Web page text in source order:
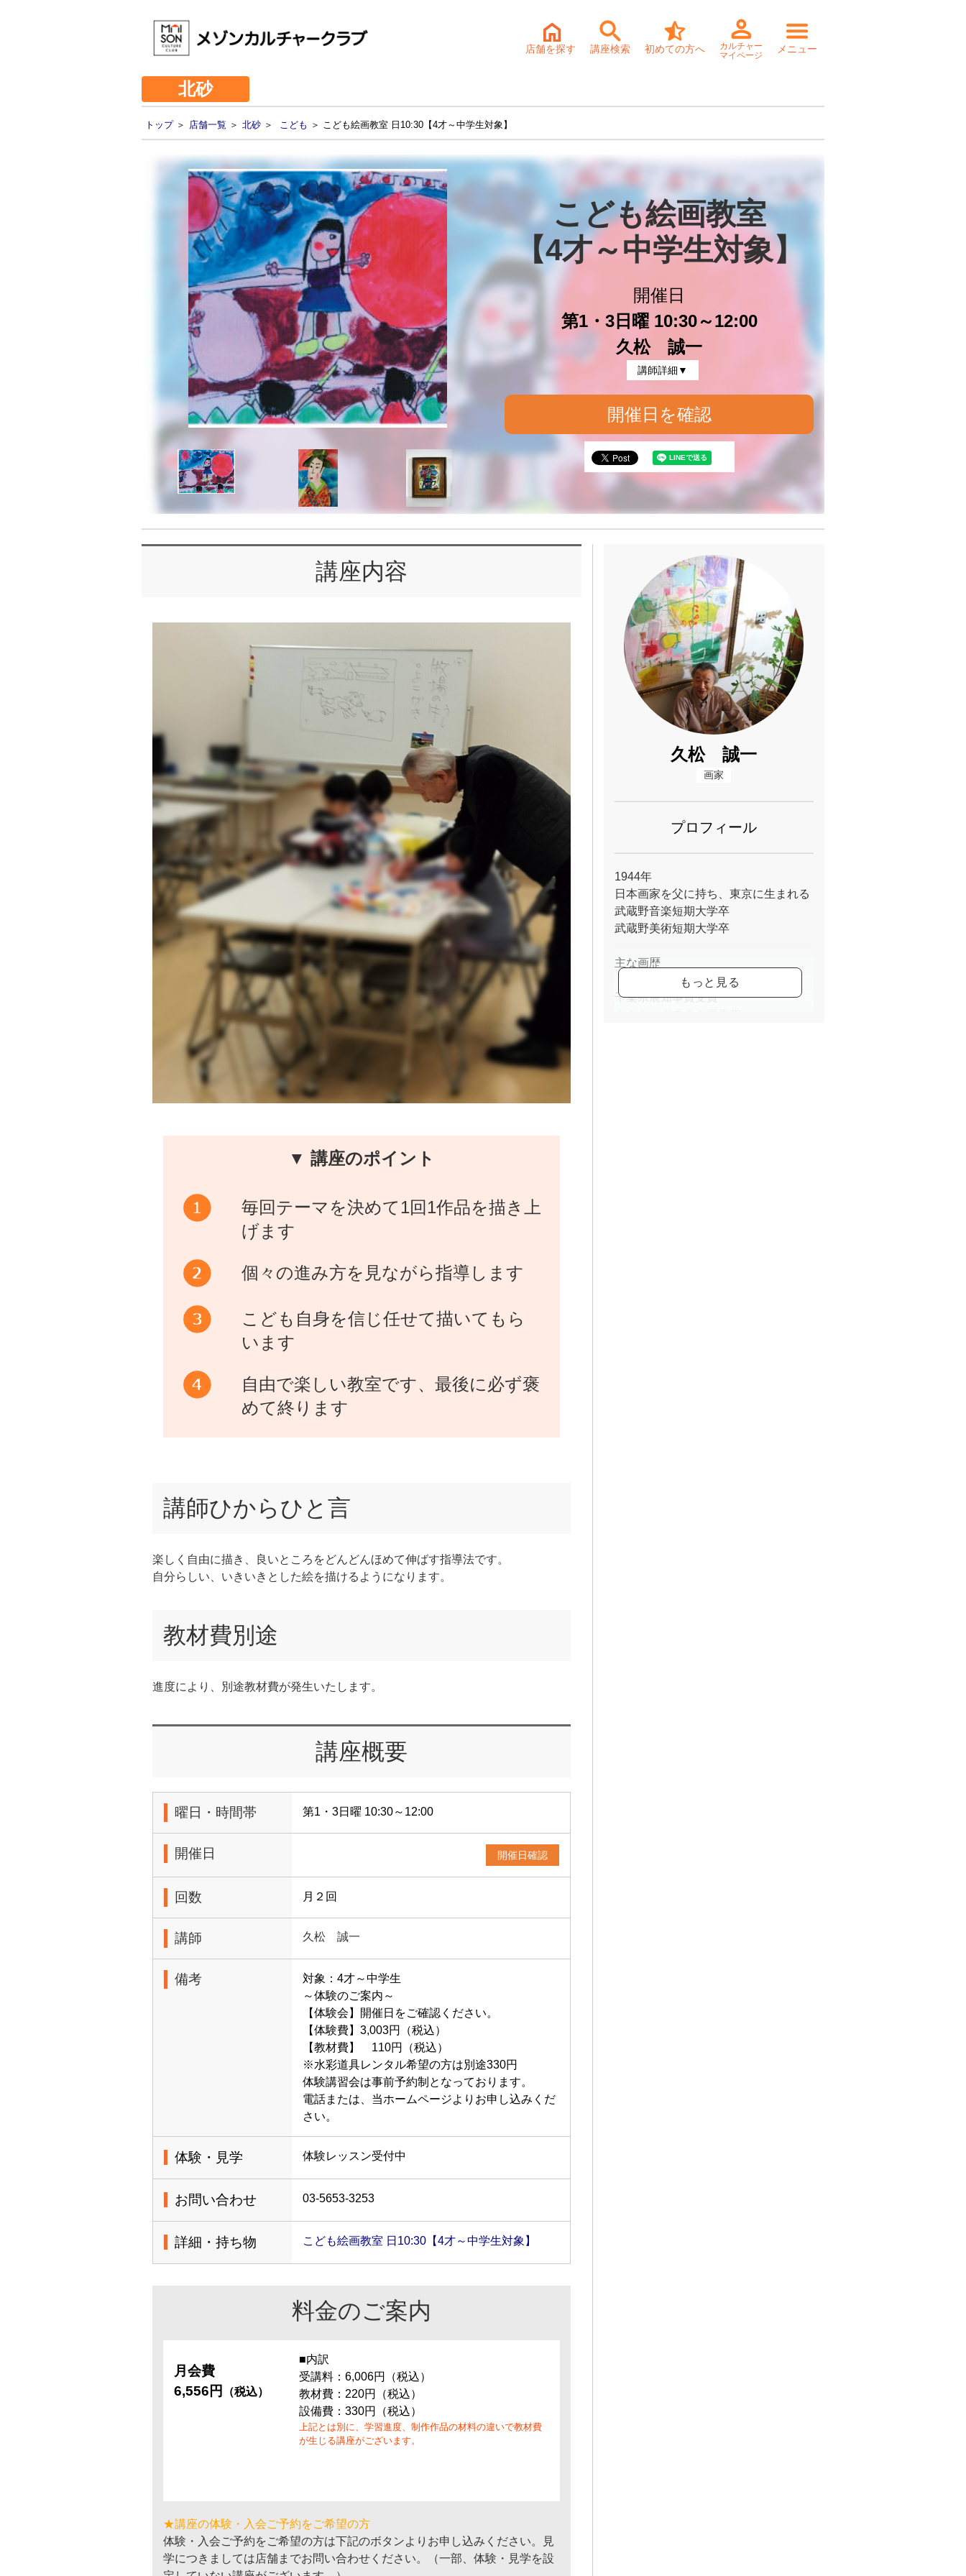
店舗を探す 講座検索 初めての方へ
カルチャー
マイページ
メニュー
北砂
トップ＞ 店舗一覧 ＞ 北砂 ＞ こども ＞ こども絵画教室 日10:30【4才～中学生対象】
こども絵画教室
【4才～中学生対象】
開催日
第1・3日曜 10:30～12:00
久松 誠一
講師詳細▼
開催日を確認
講座内容
▼ 講座のポイント
毎回テーマを決めて1回1作品を描き上
げます
個々の進み方を見ながら指導します
こども自身を信じ任せて描いてもら
います
自由で楽しい教室です、最後に必ず褒
めて終ります
講師ひからひと言
楽しく自由に描き、良いところをどんどんほめて伸ばす指導法です。
自分らしい、いきいきとした絵を描けるようになります。
教材費別途
進度により、別途教材費が発生いたします。
講座概要
曜日・時間帯 第1・3日曜 10:30～12:00
開催日 開催日確認
回数 月２回
講師 久松 誠一
備考
対象：4才～中学生
～体験のご案内～
【体験会】開催日をご確認ください。
【体験費】3,003円（税込）
【教材費】 110円（税込）
※水彩道具レンタル希望の方は別途330円
体験講習会は事前予約制となっております。
電話または、当ホームページよりお申し込みくだ
さい。
体験・見学 体験レッスン受付中
お問い合わせ 03-5653-3253
詳細・持ち物 こども絵画教室 日10:30【4才～中学生対象】
料金のご案内
月会費
6,556円
（税込）
■内訳
受講料：6,006円（税込）
教材費：220円（税込）
設備費：330円（税込）
上記とは別に、学習進度、制作作品の材料の違いで教材費
が生じる講座がございます。
★講座の体験・入会ご予約をご希望の方
体験・入会ご予約をご希望の方は下記のボタンよりお申し込みください。見
学につきましては店舗までお問い合わせください。（一部、体験・見学を設
久松 誠一
画家
プロフィール
1944年
日本画家を父に持ち、東京に生まれる
武蔵野音楽短期大学卒
武蔵野美術短期大学卒
主な画歴
千葉県展知事賞受賞